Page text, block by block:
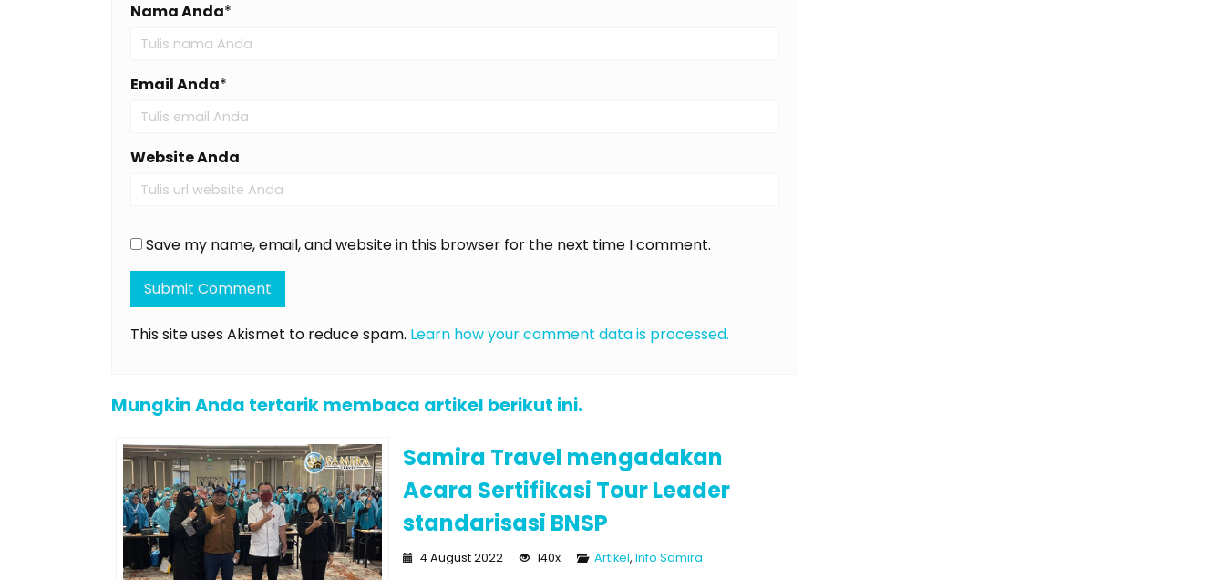
Nama Anda*
Email Anda*
Website Anda
Save my name, email, and website in this browser for the next time I comment.
This site uses Akismet to reduce spam. Learn how your comment data is processed.
Mungkin Anda tertarik membaca artikel berikut ini.
Samira Travel mengadakan
Acara Sertifikasi Tour Leader
standarisasi BNSP
4 August 2022 140x Artikel, Info Samira